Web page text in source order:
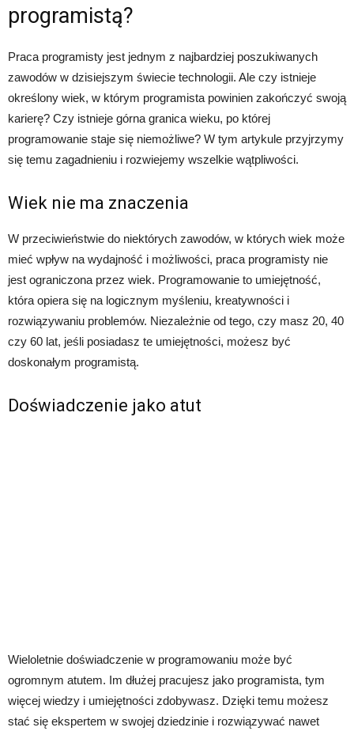
programistą?
Praca programisty jest jednym z najbardziej poszukiwanych
zawodów w dzisiejszym świecie technologii. Ale czy istnieje
określony wiek, w którym programista powinien zakończyć swoją
karierę? Czy istnieje górna granica wieku, po której
programowanie staje się niemożliwe? W tym artykule przyjrzymy
się temu zagadnieniu i rozwiejemy wszelkie wątpliwości.
Wiek nie ma znaczenia
W przeciwieństwie do niektórych zawodów, w których wiek może
mieć wpływ na wydajność i możliwości, praca programisty nie
jest ograniczona przez wiek. Programowanie to umiejętność,
która opiera się na logicznym myśleniu, kreatywności i
rozwiązywaniu problemów. Niezależnie od tego, czy masz 20, 40
czy 60 lat, jeśli posiadasz te umiejętności, możesz być
doskonałym programistą.
Doświadczenie jako atut
Wieloletnie doświadczenie w programowaniu może być
ogromnym atutem. Im dłużej pracujesz jako programista, tym
więcej wiedzy i umiejętności zdobywasz. Dzięki temu możesz
stać się ekspertem w swojej dziedzinie i rozwiązywać nawet